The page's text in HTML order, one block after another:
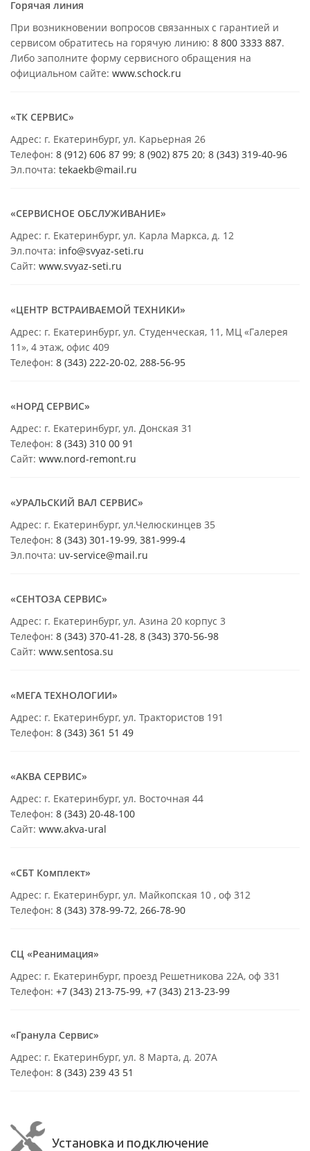
Горячая линия
При возникновении вопросов связанных с гарантией и
сервисом обратитесь на горячую линию: 8 800 3333 887.
Либо заполните форму сервисного обращения на
официальном сайте: www.schock.ru
«ТК СЕРВИС»
Адрес: г. Екатеринбург, ул. Карьерная 26
Телефон: 8 (912) 606 87 99; 8 (902) 875 20; 8 (343) 319-40-96
Эл.почта: tekaekb@mail.ru
«СЕРВИСНОЕ ОБСЛУЖИВАНИЕ»
Адрес: г. Екатеринбург, ул. Карла Маркса, д. 12
Эл.почта: info@svyaz-seti.ru
Сайт: www.svyaz-seti.ru
«ЦЕНТР ВСТРАИВАЕМОЙ ТЕХНИКИ»
Адрес: г. Екатеринбург, ул. Студенческая, 11, МЦ «Галерея
11», 4 этаж, офис 409
Телефон: 8 (343) 222-20-02, 288-56-95
«НОРД СЕРВИС»
Адрес: г. Екатеринбург, ул. Донская 31
Телефон: 8 (343) 310 00 91
Сайт: www.nord-remont.ru
«УРАЛЬСКИЙ ВАЛ СЕРВИС»
Адрес: г. Екатеринбург, ул.Челюскинцев 35
Телефон: 8 (343) 301-19-99, 381-999-4
Эл.почта: uv-service@mail.ru
«СЕНТОЗА СЕРВИС»
Адрес: г. Екатеринбург, ул. Азина 20 корпус 3
Телефон: 8 (343) 370-41-28, 8 (343) 370-56-98
Сайт: www.sentosa.su
«МЕГА ТЕХНОЛОГИИ»
Адрес: г. Екатеринбург, ул. Трактористов 191
Телефон: 8 (343) 361 51 49
«АКВА СЕРВИС»
Адрес: г. Екатеринбург, ул. Восточная 44
Телефон: 8 (343) 20-48-100
Сайт: www.akva-ural
«СБТ Комплект»
Адрес: г. Екатеринбург, ул. Майкопская 10 , оф 312
Телефон: 8 (343) 378-99-72, 266-78-90
СЦ «Реанимация»
Адрес: г. Екатеринбург, проезд Решетникова 22А, оф 331
Телефон: +7 (343) 213-75-99, +7 (343) 213-23-99
«Гранула Сервис»
Адрес: г. Екатеринбург, ул. 8 Марта, д. 207А
Телефон: 8 (343) 239 43 51
Установка и подключение